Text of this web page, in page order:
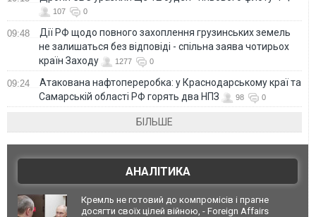
107 0
09:48
Дії РФ щодо повного захоплення грузинських земель
не залишаться без відповіді - спільна заява чотирьох
країн Заходу
1277 0
09:24
Атакована нафтопереробка: у Краснодарському краї та
Самарській області РФ горять два НПЗ
98 0
БІЛЬШЕ
АНАЛІТИКА
Кремль не готовий до компромісів і прагне
досягти своїх цілей війною, - Foreign Affairs